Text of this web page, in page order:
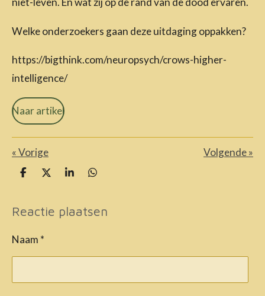
Welke onderzoekers gaan deze uitdaging oppakken?
https://bigthink.com/neuropsych/crows-higher-
intelligence/
Naar artikel
«Vorige Volgende»
D
e
D
l
S
r
D
e
Reactie plaatsen
Naam *